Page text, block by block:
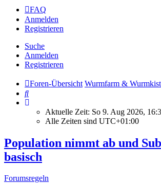
FAQ
Anmelden
Registrieren
Suche
Anmelden
Registrieren
Foren-Übersicht Wurmfarm &
Suche
Aktuelle Zeit: So 9. Aug 2026,
Alle Zeiten sind UTC+01:00
Population nimmt ab und
basisch
Forumsregeln